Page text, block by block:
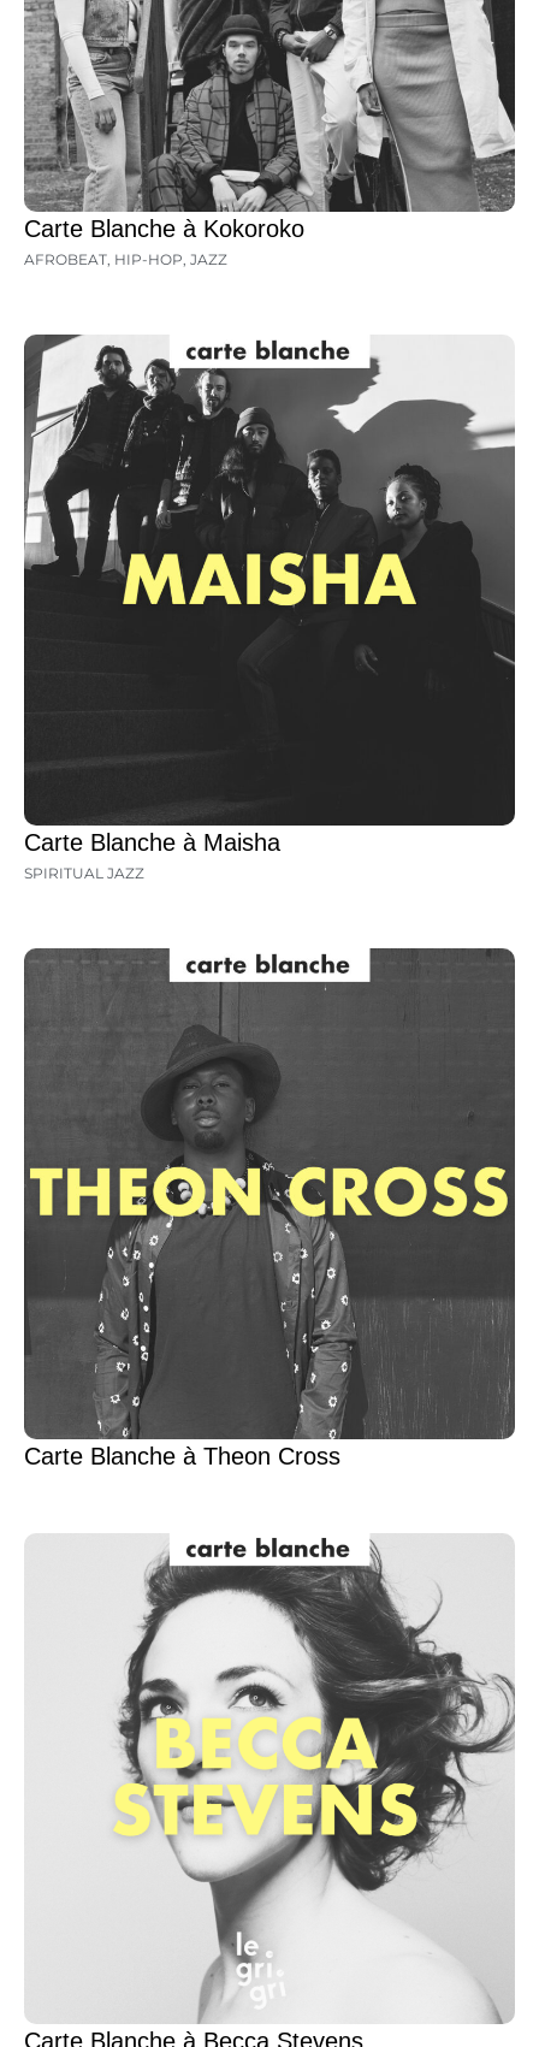
Carte Blanche à Kokoroko
AFROBEAT, HIP-HOP, JAZZ
Carte Blanche à Maisha
SPIRITUAL JAZZ
Carte Blanche à Theon Cross
Carte Blanche à Becca Stevens